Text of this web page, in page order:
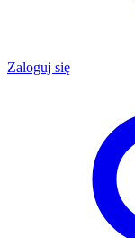
Zaloguj się